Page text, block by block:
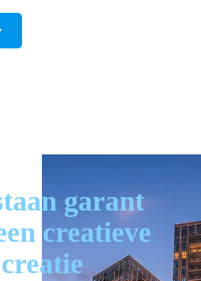
garant
creatieve
creatie